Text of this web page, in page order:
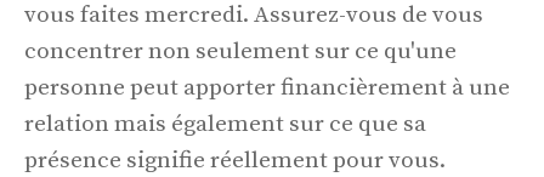
vous faites mercredi. Assurez-vous de vous
concentrer non seulement sur ce qu'une
personne peut apporter financièrement à une
relation mais également sur ce que sa
présence signifie réellement pour vous.